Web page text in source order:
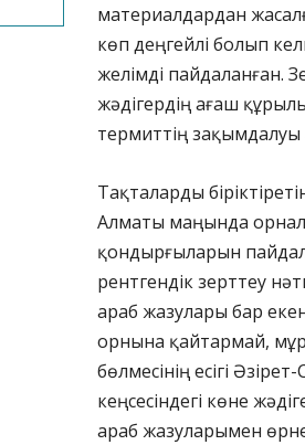
материалдардан
көп деңгейлі болып
желімді пайдаланған.
жәдігердің ағаш
термиттің зақымдалуы
Тақталарды
Алматы маңында
қондырғыларын
рентгендік зерттеу
араб жазулары бар
орнына қайтармай,
бөлмесінің есігі
кеңсесіндегі көне
араб жазуларымен